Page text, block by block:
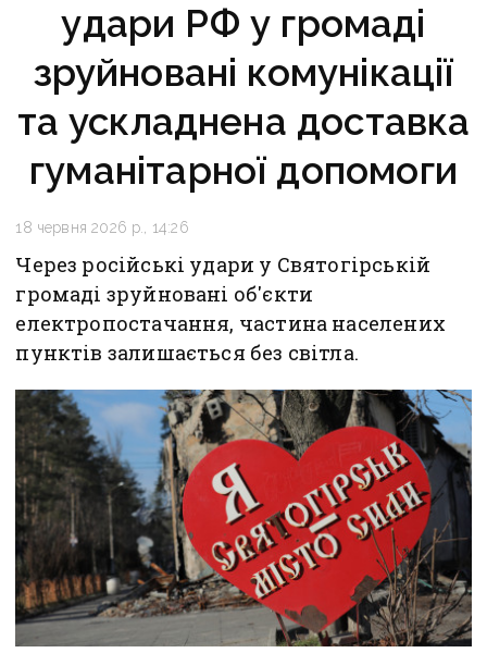
удари РФ у громаді
зруйновані комунікації
та ускладнена доставка
гуманітарної допомоги
18 червня 2026 р., 14:26
Через російські удари у Святогірській
громаді зруйновані об'єкти
електропостачання, частина населених
пунктів залишається без світла.